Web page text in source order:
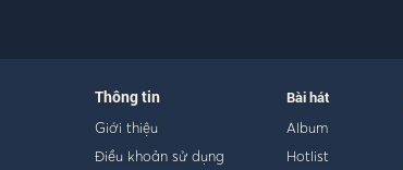
Thông tin
Giới thiệu
Điều khoản sử dụng
Bài hát
Album
Hotlist